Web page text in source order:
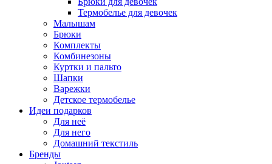
Термобелье для девочек
Малышам
Брюки
Комплекты
Комбинезоны
Куртки и пальто
Шапки
Варежки
Детское термобелье
Идеи подарков
Для неё
Для него
Домашний текстиль
Бренды